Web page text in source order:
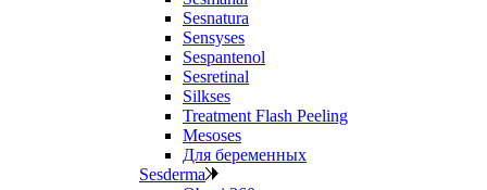
Sesnatura
Sensyses
Sespantenol
Sesretinal
Silkses
Treatment Flash Peeling
Mesoses
Для беременных
Sesderma